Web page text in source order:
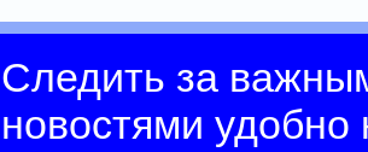
Следить за
новостями